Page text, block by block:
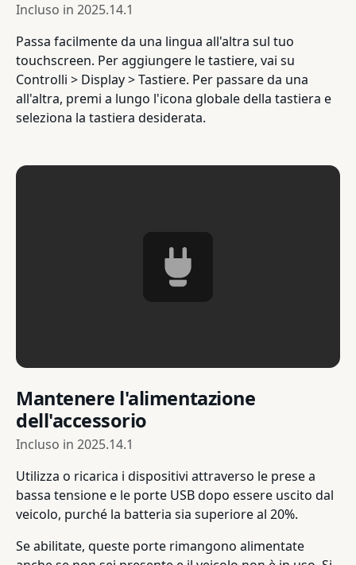
Incluso in 2025.14.1
Passa facilmente da una lingua all'altra sul tuo
touchscreen. Per aggiungere le tastiere, vai su
Controlli > Display > Tastiere. Per passare da una
all'altra, premi a lungo l'icona globale della tastiera e
seleziona la tastiera desiderata.
Mantenere l'alimentazione
dell'accessorio
Incluso in 2025.14.1
Utilizza o ricarica i dispositivi attraverso le prese a
bassa tensione e le porte USB dopo essere uscito dal
veicolo, purché la batteria sia superiore al 20%.
Se abilitate, queste porte rimangono alimentate